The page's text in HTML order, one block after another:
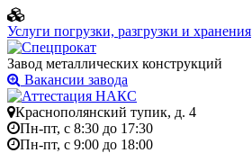
Услуги погрузки, разгрузки и хранения
Завод металлических конструкций
Вакансии завода
Краснополянский тупик, д. 4
Пн-пт, с 8:30 до 17:30
Пн-пт, с 9:00 до 18:00